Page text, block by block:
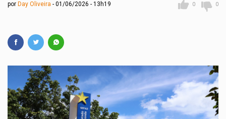
por Day Oliveira 01/06/2026 - 13h19 0 0